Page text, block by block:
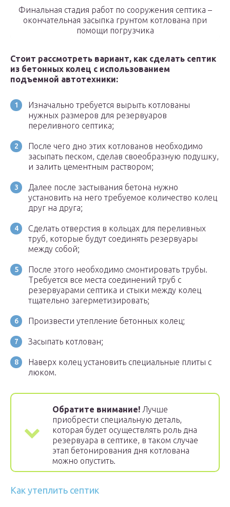
Финальная стадия работ по сооружения септика –
окончательная засыпка грунтом котлована при
помощи погрузчика
Стоит рассмотреть вариант, как сделать септик
из бетонных колец с использованием
подъемной автотехники:
Изначально требуется вырыть котлованы
нужных размеров для резервуаров
переливного септика;
После чего дно этих котлованов необходимо
засыпать песком, сделав своеобразную подушку,
и залить цементным раствором;
Далее после застывания бетона нужно
установить на него требуемое количество колец
друг на друга;
Сделать отверстия в кольцах для переливных
труб, которые будут соединять резервуары
между собой;
После этого необходимо смонтировать трубы.
Требуется все места соединений труб с
резервуарами септика и стыки между колец
тщательно загерметизировать;
Произвести утепление бетонных колец;
Засыпать котлован;
Наверх колец установить специальные плиты с
люком.
Обратите внимание! Лучше
приобрести специальную деталь,
которая будет осуществлять роль дна
резервуара в септике, в таком случае
этап бетонирования дня котлована
можно опустить.
Как утеплить септик